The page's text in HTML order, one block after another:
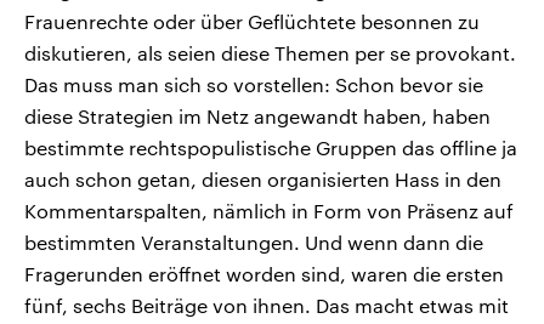
Frauenrechte oder über Geflüchtete besonnen zu
diskutieren, als seien diese Themen per se provokant.
Das muss man sich so vorstellen: Schon bevor sie
diese Strategien im Netz angewandt haben, haben
bestimmte rechtspopulistische Gruppen das offline ja
auch schon getan, diesen organisierten Hass in den
Kommentarspalten, nämlich in Form von Präsenz auf
bestimmten Veranstaltungen. Und wenn dann die
Fragerunden eröffnet worden sind, waren die ersten
fünf, sechs Beiträge von ihnen. Das macht etwas mit